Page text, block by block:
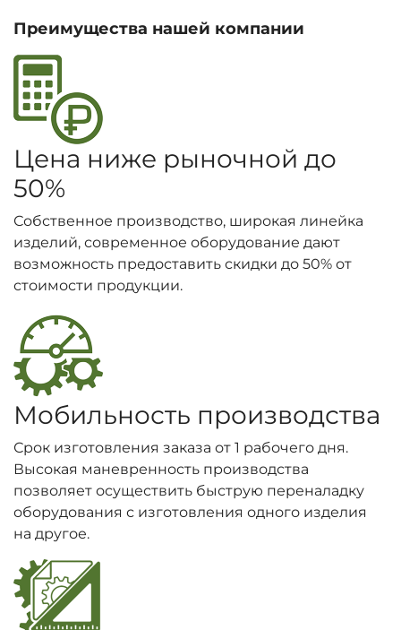
Преимущества нашей компании
Цена ниже рыночной до
50%
Собственное производство, широкая линейка
изделий, современное оборудование дают
возможность предоставить скидки до 50% от
стоимости продукции.
Мобильность производства
Срок изготовления заказа от 1 рабочего дня.
Высокая маневренность производства
позволяет осуществить быструю переналадку
оборудования с изготовления одного изделия
на другое.